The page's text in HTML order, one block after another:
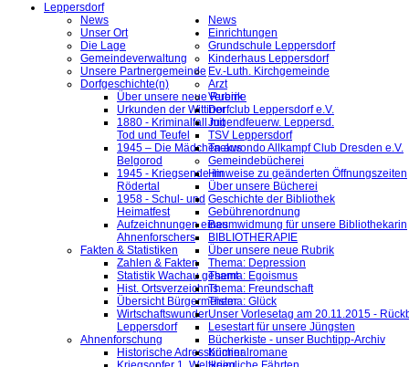
Leppersdorf
News
Unser Ort
Die Lage
Gemeindeverwaltung
Unsere Partnergemeinde
Dorfgeschichte(n)
Über unsere neue Rubrik
Urkunden der Wittiner
1880 - Kriminalfall mit
Tod und Teufel
1945 – Die Mädchen aus
Belgorod
1945 - Kriegsende im
Rödertal
1958 - Schul- und
Heimatfest
Aufzeichnungen eines
Ahnenforschers
Fakten & Statistiken
Zahlen & Fakten
Statistik Wachau gesamt
Hist. Ortsverzeichnis
Übersicht Bürgermeister
Wirtschaftswunder
Leppersdorf
Ahnenforschung
Historische Adressbücher
News
Einrichtungen
Grundschule Leppersdorf
Kinderhaus Leppersdorf
Ev.-Luth. Kirchgemeinde
Arzt
Vereine
Dorfclub Leppersdorf e.V.
Jugendfeuerw. Leppersd.
TSV Leppersdorf
Taekwondo Allkampf Club Dresden e.V.
Gemeindebücherei
Hinweise zu geänderten Öffnungszeiten
Über unsere Bücherei
Geschichte der Bibliothek
Gebührenordnung
Baumwidmung für unsere Bibliothekarin
BIBLIOTHERAPIE
Über unsere neue Rubrik
Thema: Depression
Thema: Egoismus
Thema: Freundschaft
Thema: Glück
Unser Vorlesetag am 20.11.2015 -
Lesestart für unsere Jüngsten
Bücherkiste - unser Buchtipp-Archiv
Kriminalromane